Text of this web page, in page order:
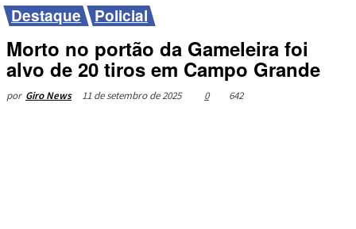
Destaque Policial
Morto no portão da Gameleira foi
alvo de 20 tiros em Campo Grande
por Giro News 11 de setembro de 2025 0 642